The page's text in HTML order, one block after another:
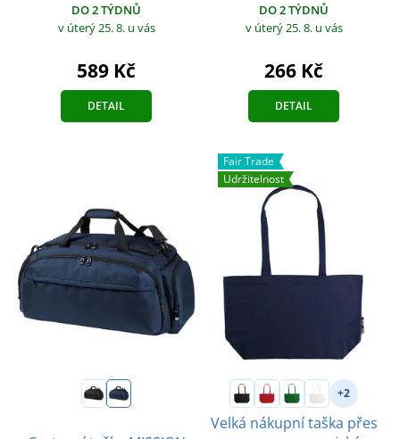
DO 2 TÝDNŮ
v úterý 25. 8. u vás
589 Kč
DETAIL
DO 2 TÝDNŮ
v úterý 25. 8. u vás
266 Kč
DETAIL
Fair Trade
Udržitelnost
+2
Velká nákupní taška přes